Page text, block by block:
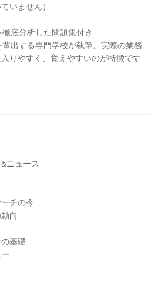
いません）
底分析した問題集付き
輩出する専門学校が執筆。実際の業務
りやすく、覚えやすいのが特徴です
ニュース
チの今
向
基礎